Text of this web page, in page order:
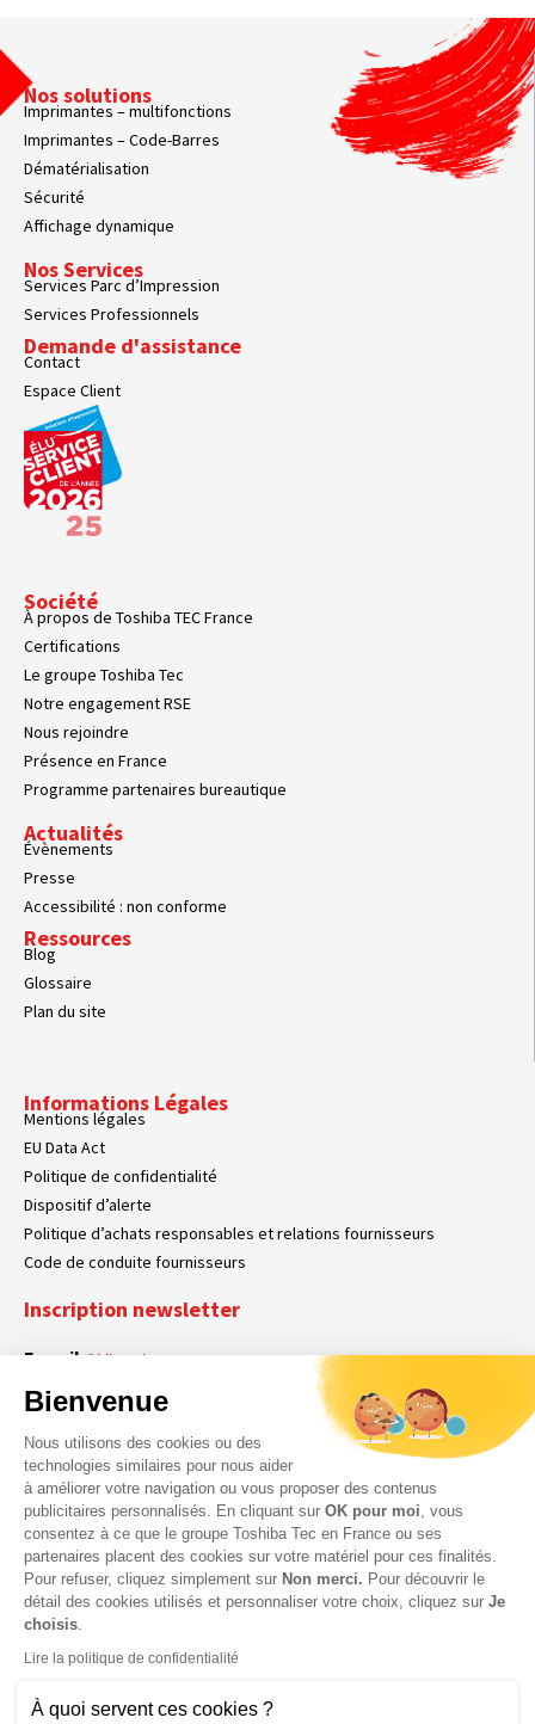
Nos solutions
Imprimantes – multifonctions
Imprimantes – Code-Barres
Dématérialisation
Sécurité
Affichage dynamique
Nos Services
Services Parc d’Impression
Services Professionnels
Demande d'assistance
Contact
Espace Client
Société
À propos de Toshiba TEC France
Certifications
Le groupe Toshiba Tec
Notre engagement RSE
Nous rejoindre
Présence en France
Programme partenaires bureautique
Actualités
Évènements
Presse
Accessibilité : non conforme
Ressources
Blog
Glossaire
Plan du site
Informations Légales
Mentions légales
EU Data Act
Politique de confidentialité
Dispositif d’alerte
Politique d’achats responsables et relations fournisseurs
Code de conduite fournisseurs
Inscription newsletter
E-mailObligatoire
RGPD
Obligatoire
En cochant cette case, vous acceptez que Toshiba Tec France collecte vos
données personnelles. Pour plus d’informations sur notre politique en matière
de données personnelles,cliquez ici.Obligatoire
Bienvenue
Nous utilisons des cookies ou des
technologies similaires pour nous aider
à améliorer votre navigation ou vous proposer des contenus
publicitaires personnalisés. En cliquant sur OK pour moi , vous
consentez à ce que le groupe Toshiba Tec en France ou ses
partenaires placent des cookies sur votre matériel pour ces finalités.
Pour refuser, cliquez simplement sur Non merci. Pour découvrir le
détail des cookies utilisés et personnaliser votre choix, cliquez sur Je
choisis
Lire la politique de confidentialité
À quoi servent ces cookies ?